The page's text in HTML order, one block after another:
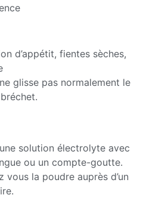
d’appétit, fientes sèches,
glisse pas normalement le
solution électrolyte avec
ou un compte-goutte.
vous la poudre auprès d’un